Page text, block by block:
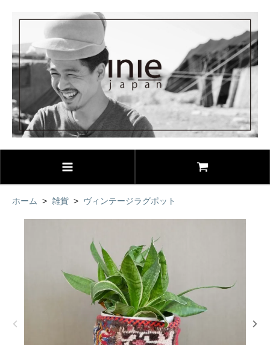
ホーム > 雑貨 > ヴィンテージラグポット